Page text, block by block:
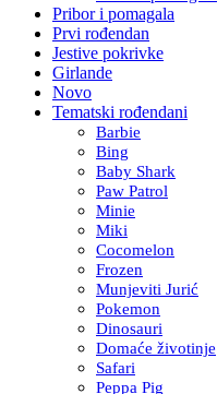
Pribor i pomagala
Prvi rođendan
Jestive pokrivke
Girlande
Novo
Tematski rođendani
Barbie
Bing
Baby Shark
Paw Patrol
Minie
Miki
Cocomelon
Frozen
Munjeviti Jurić
Pokemon
Dinosauri
Domaće životinje
Safari
Peppa Pig